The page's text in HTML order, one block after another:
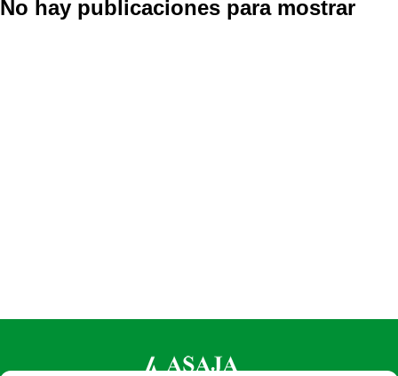
No hay publicaciones para mostrar